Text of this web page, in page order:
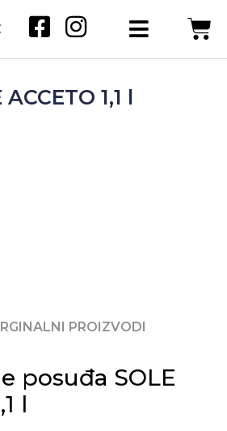
1,1 l
PROIZVODI
posuđa SOLE
l